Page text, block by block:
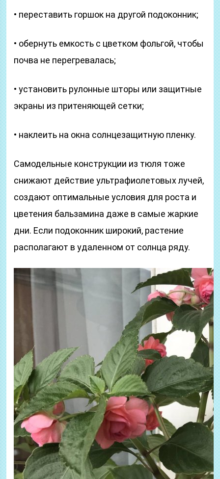
• переставить горшок на другой подоконник;
• обернуть емкость с цветком фольгой, чтобы
почва не перегревалась;
• установить рулонные шторы или защитные
экраны из притеняющей сетки;
• наклеить на окна солнцезащитную пленку.
Самодельные конструкции из тюля тоже
снижают действие ультрафиолетовых лучей,
создают оптимальные условия для роста и
цветения бальзамина даже в самые жаркие
дни. Если подоконник широкий, растение
располагают в удаленном от солнца ряду.